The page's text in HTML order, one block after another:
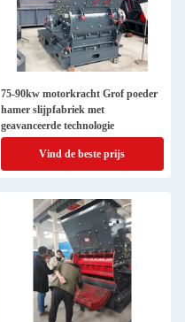
75-90kw motorkracht Grof poeder
hamer slijpfabriek met
geavanceerde technologie
Vind de beste prijs